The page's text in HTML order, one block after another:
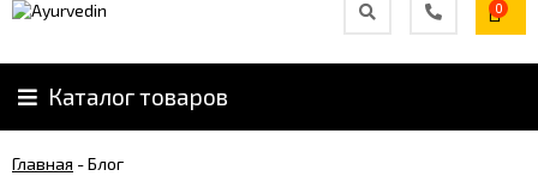
Доставка
Контакты
Информация
0
Каталог товаров
Главная -Блог